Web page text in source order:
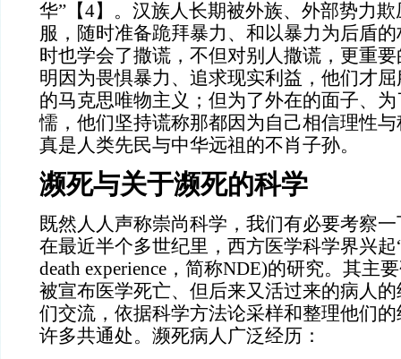
华”【4】。汉族人长期被外族、外部势力
服，随时准备跪拜暴力、和以暴力为后盾
时也学会了撒谎，不但对别人撒谎，更重
明因为畏惧暴力、追求现实利益，他们才
的马克思唯物主义；但为了外在的面子、
懦，他们坚持谎称那都因为自己相信理性
真是人类先民与中华远祖的不肖子孙。
濒死与关于濒死的科学
既然人人声称崇尚科学，我们有必要考察
在最近半个多世纪里，西方医学科学界兴起
death experience，简称NDE)的研究。其主
被宣布医学死亡、但后来又活过来的病人
们交流，依据科学方法论采样和整理他们
许多共通处。濒死病人广泛经历：